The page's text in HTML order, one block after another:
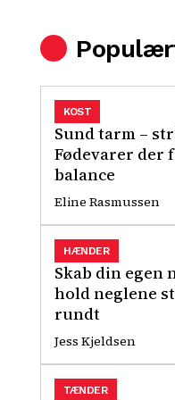
Sund tarm –
Fødevarer der
balance
KOST
Eline Rasmussen
Skab din egen
hold neglene
rundt
HÆNDER
Jess Kjeldsen
TÆNDER